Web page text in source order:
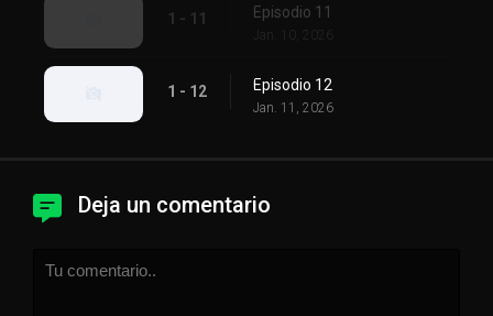
1 - 11 Episodio 11
Jan. 10, 2026
1 - 12 Episodio 12
Jan. 11, 2026
Deja un comentario